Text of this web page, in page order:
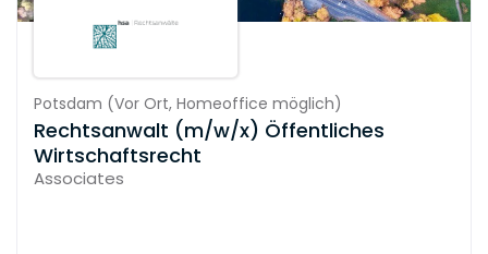
Potsdam (Vor Ort, Homeoffice möglich)
Rechtsanwalt (m/w/x) Öffentliches
Wirtschaftsrecht
Associates